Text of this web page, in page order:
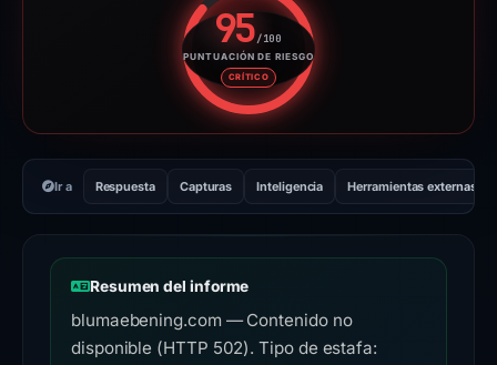
95/100
PUNTUACIÓN DE RIESGO
CRÍTICO
Puntuación de riesgo: 95
Ir a Respuesta Capturas Inteligencia Herramientas externas
Resumen del informe
blumaebening.com — Contenido no
disponible (HTTP 502). Tipo de estafa: